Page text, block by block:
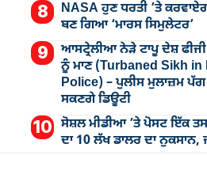
NASA ਹੁਣ ਧਰਤੀ ’ਤੇ
ਬਣ ਗਿਆ ‘ਮਾਰਸ ਸਿਮੁਲੇਟਰ’
ਆਸਟ੍ਰੇਲੀਆ ਨੇੜੇ ਟਾਪੂ ਦੇਸ਼
ਨੂੰ ਮਾਣ (Turbaned Sikh in
Police) – ਪੁਲੀਸ ਮੁਲਾਜ਼ਮ ਪੱਗ
ਸਕਣਗੇ ਡਿਊਟੀ
ਸੋਸ਼ਲ ਮੀਡੀਆ ’ਤੇ ਪੋਸਟ ਇੱਕ
ਦਾ 10 ਲੱਖ ਡਾਲਰ ਦਾ ਨੁਕਸਾਨ,